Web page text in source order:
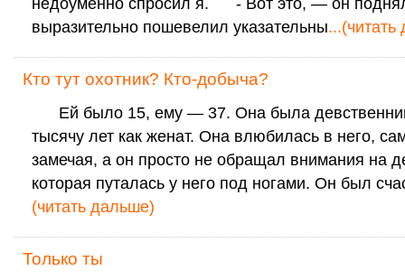
недоуменно спросил я. - Вот это, — он
выразительно пошевелил указательны
Кто тут охотник? Кто-добыча?
Ей было 15, ему — 37. Она была
тысячу лет как женат. Она влюбилась в него,
замечая, а он просто не обращал внимания на
которая путалась у него под ногами. Он был
(читать дальше)
Только ты